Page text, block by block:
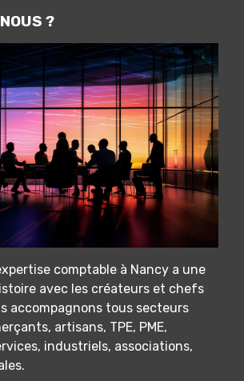
?
comptable à Nancy a une
avec les créateurs et chefs
accompagnons tous secteurs
artisans, TPE, PME,
industriels, associations,